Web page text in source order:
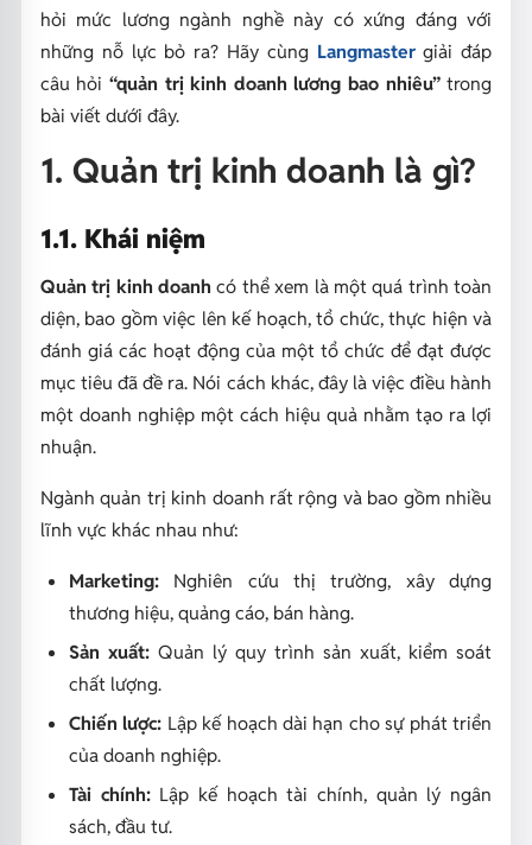
hỏi mức lương ngành nghề này có xứng đáng với
những nỗ lực bỏ ra? Hãy cùng Langmastergiải đáp
câu hỏi“quản trị kinh doanh lương bao nhiêu”trong
bài viết dưới đây.
1. Quản trị kinh doanh là gì?
1.1. Khái niệm
Quản trị kinh doanh có thể xem là mộtquá trình toàn
diện, bao gồm việc lên kế hoạch, tổ chức, thực hiện và
đánh giá các hoạt động của một tổ chức để đạt được
mục tiêu đã đề ra. Nói cách khác, đây là việc điều hành
một doanh nghiệp một cách hiệu quả nhằm tạo ra lợi
nhuận.
Ngành quản trị kinh doanh rất rộng và bao gồm nhiều
lĩnh vực khác nhau như:
Marketing:Nghiên cứu thị trường, xây dựng
thương hiệu, quảng cáo, bán hàng.
Sản xuất:Quản lý quy trình sản xuất, kiểm soát
chất lượng.
Chiến lược: Lập kế hoạch dài hạn cho sự phát triển
của doanh nghiệp.
Tài chính:Lập kế hoạch tài chính, quản lý ngân
sách, đầu tư.